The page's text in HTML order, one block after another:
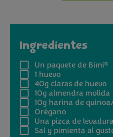
Ingredientes
Un paquete de Bimi®
1 huevo
40g claras de huevo
10g almendra molida
10g harina de
Orégano
Una pizca de
Sal y pimienta al